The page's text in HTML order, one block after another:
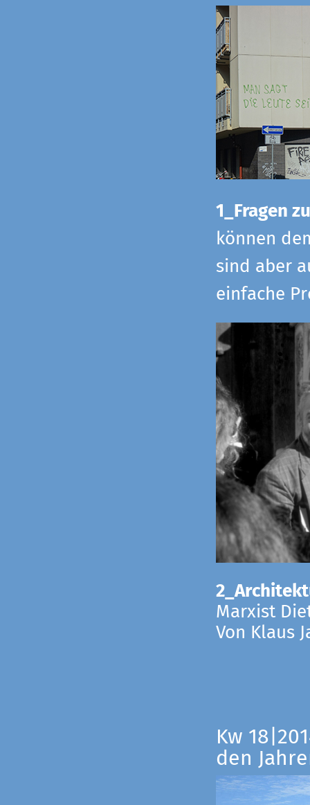
1_Fragen
können
sind aber
einfache
Marxist
Von Klaus
Kw
den